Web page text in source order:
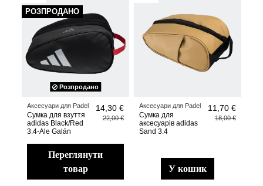
РОЗПРОДАНО
Розпродано
Аксесуари для Padel
Сумка для взуття
adidas Black/Red
3.4-Ale Galán
14,30 €
22,00 €
переглянути
товар
Аксесуари для Padel
Сумка для
аксесуарів adidas
Sand 3.4
11,70 €
18,00 €
у кошик